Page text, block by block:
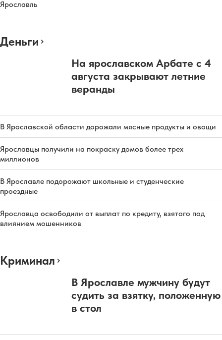
Ярославль
Деньги
На ярославском Арбате с 4
августа закрывают летние
веранды
В Ярославской области дорожали мясные продукты и овощи
Ярославцы получили на покраску домов более трех
миллионов
В Ярославле подорожают школьные и студенческие
проездные
Ярославца освободили от выплат по кредиту, взятого под
влиянием мошенников
Криминал
В Ярославле мужчину будут
судить за взятку, положенную
в стол